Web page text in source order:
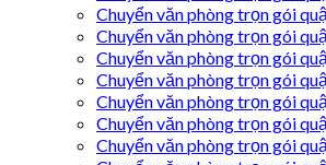
Chuyển văn phòng trọn gói
Chuyển văn phòng trọn gói
Chuyển văn phòng trọn gói
Chuyển văn phòng trọn gói
Chuyển văn phòng trọn gói
Chuyển văn phòng trọn gói
Chuyển văn phòng trọn gói